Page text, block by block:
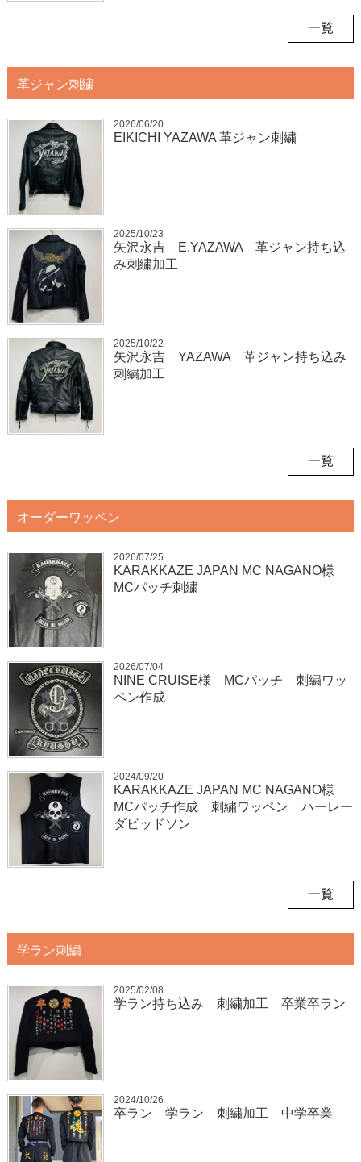
一覧
革ジャン刺繍
2026/06/20
EIKICHI YAZAWA 革ジャン刺繍
2025/10/23
矢沢永吉 E.YAZAWA 革ジャン持ち込
み刺繍加工
2025/10/22
矢沢永吉 YAZAWA 革ジャン持ち込み
刺繍加工
一覧
オーダーワッペン
2026/07/25
KARAKKAZE JAPAN MC NAGANO様
MCパッチ刺繍
2026/07/04
NINE CRUISE様 MCパッチ 刺繍ワッ
ペン作成
2024/09/20
KARAKKAZE JAPAN MC NAGANO様
MCパッチ作成 刺繍ワッペン ハーレー
ダビッドソン
一覧
学ラン刺繍
2025/02/08
学ラン持ち込み 刺繍加工 卒業卒ラン
2024/10/26
卒ラン 学ラン 刺繍加工 中学卒業